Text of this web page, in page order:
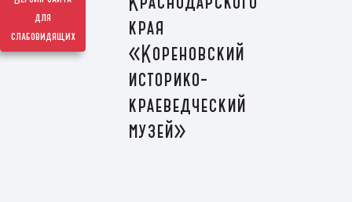
для
слабовидящих
края
«Кореновский
историко-
краеведческий
музей»